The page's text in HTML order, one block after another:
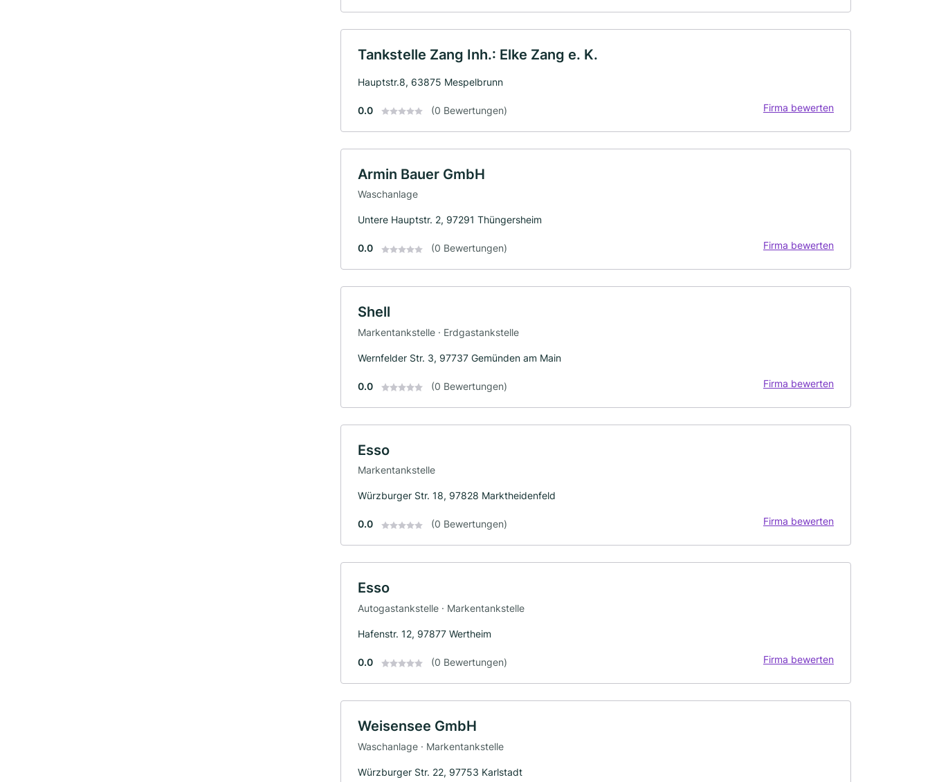
Tankstelle Zang Inh.: Elke Zang e. K.
Hauptstr.8, 63875 Mespelbrunn
0.0 (0 Bewertungen) Firma bewerten
Armin Bauer GmbH
Waschanlage
Untere Hauptstr. 2, 97291 Thüngersheim
0.0 (0 Bewertungen) Firma bewerten
Shell
Markentankstelle · Erdgastankstelle
Wernfelder Str. 3, 97737 Gemünden am Main
0.0 (0 Bewertungen) Firma bewerten
Esso
Markentankstelle
Würzburger Str. 18, 97828 Marktheidenfeld
0.0 (0 Bewertungen) Firma bewerten
Esso
Autogastankstelle · Markentankstelle
Hafenstr. 12, 97877 Wertheim
0.0 (0 Bewertungen) Firma bewerten
Weisensee GmbH
Waschanlage · Markentankstelle
Würzburger Str. 22, 97753 Karlstadt